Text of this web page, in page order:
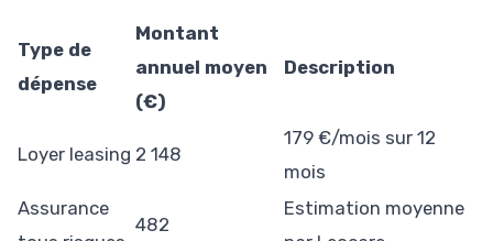
Type de
dépense
Montant
annuel moyen
(€)
Description
Loyer leasing 2 148
179 €/mois sur 12
mois
Assurance
482
Estimation moyenne